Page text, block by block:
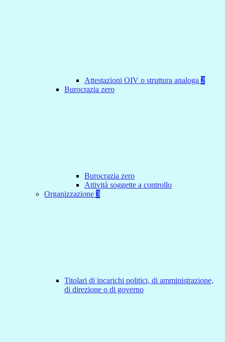
Attestazioni OIV o struttura analoga 2
Burocrazia zero
Burocrazia zero
Attività soggette a controllo
Organizzazione 3
Titolari di incarichi politici, di amministrazione,
di direzione o di governo